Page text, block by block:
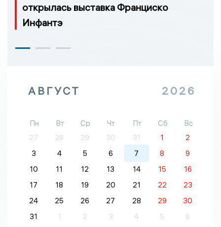
открылась выставка Франциско
Инфантэ
АВГУСТ 2026
Пн Вт Ср Чт Пт Сб
Вс
27
28 29 30 31 1
2
3
4 5 6 7 8
9
10
11 12 13 14 15
16
17
18 19 20 21 22
23
24
25 26 27 28 29
30
31
1 2 3 4 5 6